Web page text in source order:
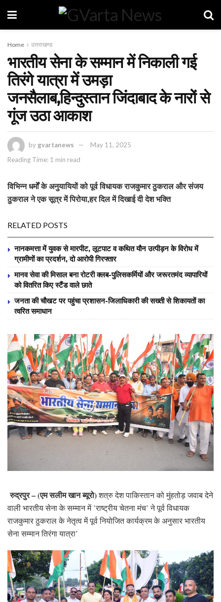
Home उत्तराखण्ड
भारतीय सेना के सम्मान में निकाली गई
तिरंगे यात्रा में उमड़ा
जनसैलाब,हिन्दुस्तान जिंदाबाद के नारों से
गूंज उठा आकाश
by gvartanews
May 11, 2025
Reading Time: 1 min read
विभिन्न धर्मों के अनुयायियों को पूर्व विधायक राजकुमार ठुकराल और संजय
ठुकराल ने एक सूत्र में पिरोया,हर दिल में दिखाई दी देश भक्ति
RELATED POSTS
नानकमत्ता में युवक से मारपीट, लूटपाट व कथित यौन उत्पीड़न के विरोध में
ग्रामीणों का प्रदर्शन, दो आरोपी गिरफ्तार
मानव सेवा की मिसाल बना रोटरी क्लब-पुलिसकर्मियों और जरूरतमंद व्यापारियों
को वितरित किए स्टैंड वाले छाते
जनता की चौखट पर पहुंचा प्रशासन-जिलाधिकारी की सख्ती से शिकायतों का
त्वरित समाधान
रुद्रपुर – (एम सलीम खान ब्यूरो)शत्रु देश पाकिस्तान को मुंहतोड़ जवाब देने
वाली भारतीय सेना के सम्मान में ’राष्ट्रीय चेतना मंच’ ने पूर्व विधायक
राजकुमार ठुकराल के नेतृत्व में पूर्व नियोजित कार्यक्रम के अनुसार भारतीय
सेना सम्मान तिरंगा यात्रा’